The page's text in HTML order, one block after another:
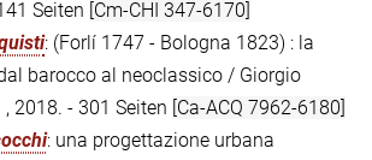
Seiten [Cm-CHI 347-6170]
: (Forlí 1747 - Bologna 1823) : la
barocco al neoclassico / Giorgio
, 2018. - 301 Seiten [Ca-ACQ 7962-6180]
: una progettazione urbana